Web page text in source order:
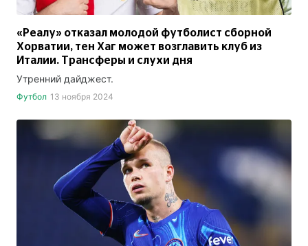
«Реалу» отказал молодой футболист сборной
Хорватии, тен Хаг может возглавить клуб из
Италии. Трансферы и слухи дня
Утренний дайджест.
Футбол 13 ноября 2024